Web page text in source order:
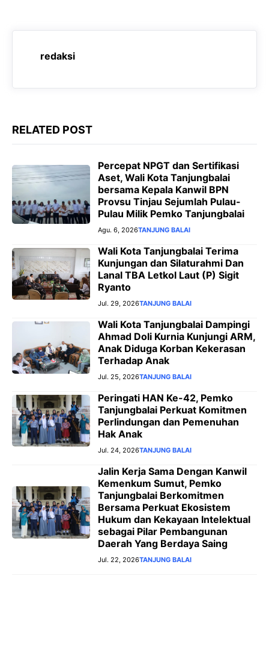
o A
p
r
m
n
r
redaksi
RELATED POST
Percepat NPGT dan Sertifikasi
Aset, Wali Kota Tanjungbalai
bersama Kepala Kanwil BPN
Provsu Tinjau Sejumlah Pulau-
Pulau Milik Pemko Tanjungbalai
Agu. 6, 2026TANJUNG BALAI
Wali Kota Tanjungbalai Terima
Kunjungan dan Silaturahmi Dan
Lanal TBA Letkol Laut (P) Sigit
Ryanto
Jul. 29, 2026TANJUNG BALAI
Wali Kota Tanjungbalai Dampingi
Ahmad Doli Kurnia Kunjungi ARM,
Anak Diduga Korban Kekerasan
Terhadap Anak
Jul. 25, 2026TANJUNG BALAI
Peringati HAN Ke-42, Pemko
Tanjungbalai Perkuat Komitmen
Perlindungan dan Pemenuhan
Hak Anak
Jul. 24, 2026TANJUNG BALAI
Jalin Kerja Sama Dengan Kanwil
Kemenkum Sumut, Pemko
Tanjungbalai Berkomitmen
Bersama Perkuat Ekosistem
Hukum dan Kekayaan Intelektual
sebagai Pilar Pembangunan
Daerah Yang Berdaya Saing
Jul. 22, 2026TANJUNG BALAI